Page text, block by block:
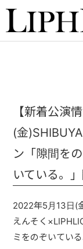
LIVE
INSTORE
BAND
VIDEO
BLOG
【新着公演
(金
ン「隙間を
いている。
2022年5月13日(
えんそく
ミをのぞいている